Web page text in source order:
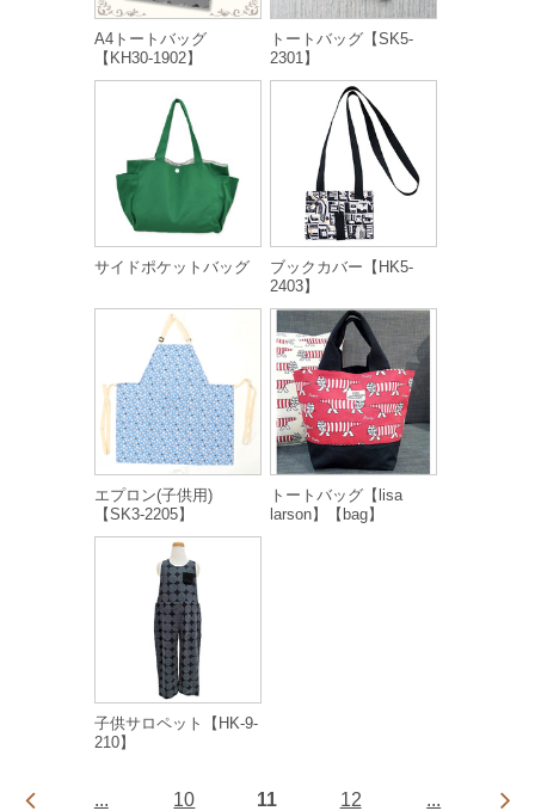
A4トートバッグ
【KH30-1902】
トートバッグ【SK5-
2301】
サイドポケットバッグ
ブックカバー【HK5-
2403】
エプロン(子供用)
【SK3-2205】
トートバッグ【lisa
larson】【bag】
子供サロペット【HK-9-
210】
... 10 11 12 ...